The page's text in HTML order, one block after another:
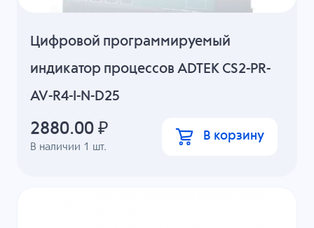
Цифровой программируемый
индикатор процессов ADTEK CS2-PR-
AV-R4-I-N-D25
В наличии 1 шт.
2880.00 ₽ В корзину